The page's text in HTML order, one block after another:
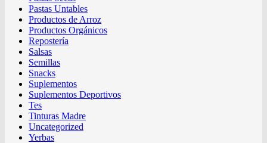
Pastas Untables
Productos de Arroz
Productos Orgánicos
Repostería
Salsas
Semillas
Snacks
Suplementos
Suplementos Deportivos
Tes
Tinturas Madre
Uncategorized
Yerbas